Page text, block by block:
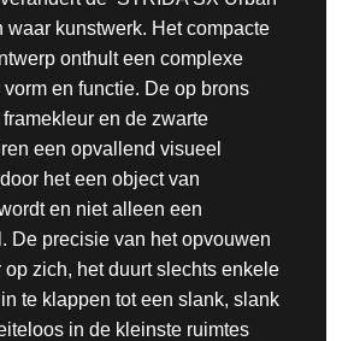
waar kunstwerk. Het compacte
onthult een complexe
en functie. De op brons
en de zwarte
een opvallend visueel
het een object van
en niet alleen een
De precisie van het opvouwen
op zich, het duurt slechts enkele
te klappen tot een slank, slank
in de kleinste ruimtes